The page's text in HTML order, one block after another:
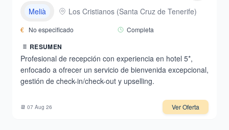
Melià Los Cristianos (Santa Cruz de Tenerife)
€ No especificado Completa
RESUMEN
Profesional de recepción con experiencia en hotel 5*,
enfocado a ofrecer un servicio de bienvenida excepcional,
gestión de check-in/check-out y upselling.
📆 07 Aug 26 Ver Oferta